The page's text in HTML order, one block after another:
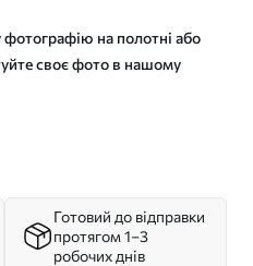
на полотні або
своє фото в нашому
Готовий до відправки
протягом 1–3
робочих днів